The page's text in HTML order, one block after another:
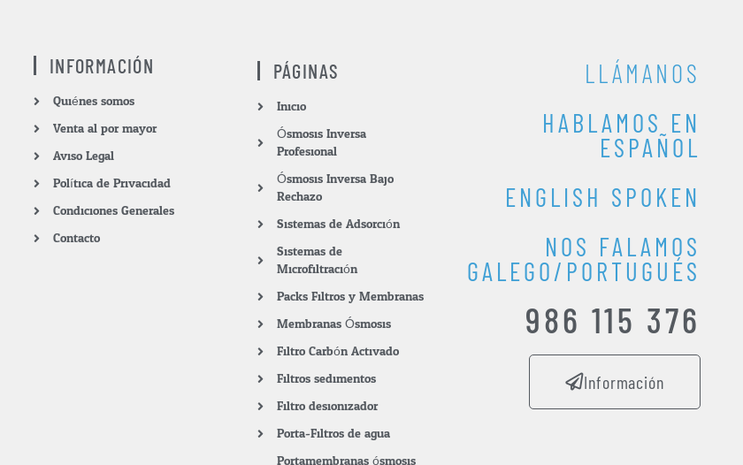
INFORMACIÓN
Quiénes somos
Venta al por mayor
Aviso Legal
Política de Privacidad
Condiciones Generales
Contacto
PÁGINAS
Inicio
Ósmosis Inversa
Profesional
Ósmosis Inversa Bajo
Rechazo
Sistemas de Adsorción
Sistemas de
Microfiltración
Packs Filtros y Membranas
Membranas Ósmosis
Filtro Carbón Activado
Filtros sedimentos
Filtro desionizador
Porta-Filtros de agua
LLÁMANOS
HABLAMOS EN
ESPAÑOL
ENGLISH SPOKEN
NOS FALAMOS
GALEGO/PORTUGUÉS
986 115 376
Información